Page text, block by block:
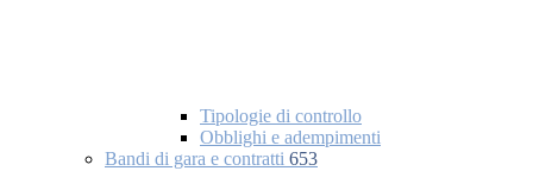
Tipologie di controllo
Obblighi e adempimenti
Bandi di gara e contratti 653